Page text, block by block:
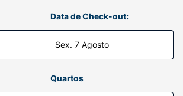
Data de Check-out:
Sex. 7 Agosto
Quartos